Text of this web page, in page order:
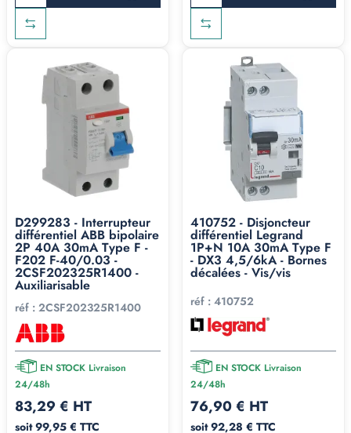
de piscine, climatisation inverter, certains lave-linge et
lave-vaisselle modernes à moteur Inverter. Si votre
installation comprend ce type d'équipement, le type F est
obligatoire sur le circuit concerné.
Là où il prend tout son
intérêt : la continuité de
service
recevoir les coups de fil de clients embêtés, qu'on
recommande vraiment le type F. Saforte immunité anti-
déclenchement intempestif
évite "que ça saute pour
rien". Quelques cas vécus :
Le congélateur
: vous rentrez de week-end, le
différentiel a sauté pendant un orage, vous découvrez le
contenu du congélateur décongelé. Bilan : 200€ de
courses à la poubelle.
L'alarme de maison
: si le différentiel saute pendant vos
D299283 - Interrupteur
différentiel ABB bipolaire
2P 40A 30mA Type F -
F202 F-40/0.03 -
2CSF202325R1400 -
Auxiliarisable
réf : 2CSF202325R1400
EN STOCK Livraison
24/48h
83,29 € HT
soit 99,95 € TTC
410752 - Disjoncteur
différentiel Legrand
1P+N 10A 30mA Type F
- DX3 4,5/6kA - Bornes
décalées - Vis/vis
réf : 410752
EN STOCK Livraison
24/48h
76,90 € HT
soit 92,28 € TTC